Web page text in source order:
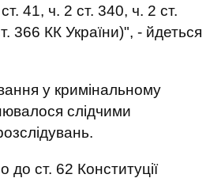
41, ч. 2 ст. 340, ч. 2 ст.
366 КК України)", - йдеться
у кримінальному
слідчими
до ст. 62 Конституції